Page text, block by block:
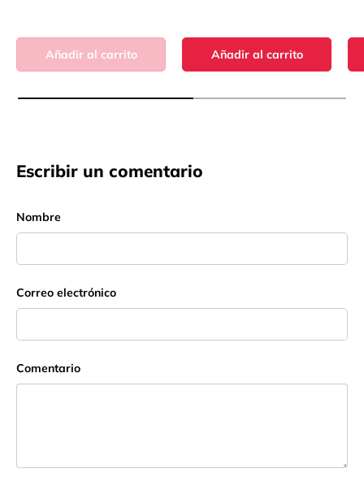
Añadir al carrito Añadir al carrito
Escribir un comentario
Nombre
Correo electrónico
Comentario